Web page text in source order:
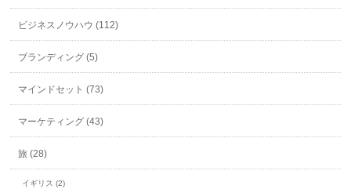
ビジネスノウハウ (112)
ブランディング (5)
マインドセット (73)
マーケティング (43)
旅 (28)
イギリス (2)